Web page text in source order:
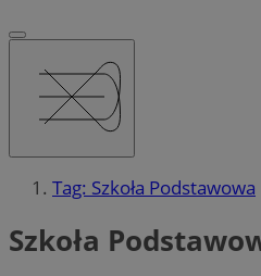
Tag: Szkoła Podstawowa
Szkoła